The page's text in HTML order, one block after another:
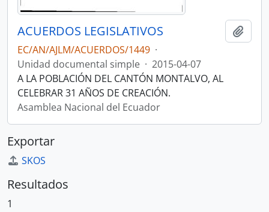
ACUERDOS LEGISLATIVOS
EC/AN/AJLM/ACUERDOS/1449 ·
Unidad documental simple · 2015-04-07
A LA POBLACIÓN DEL CANTÓN MONTALVO, AL
CELEBRAR 31 AÑOS DE CREACIÓN.
Asamblea Nacional del Ecuador
Exportar
SKOS
Resultados
1